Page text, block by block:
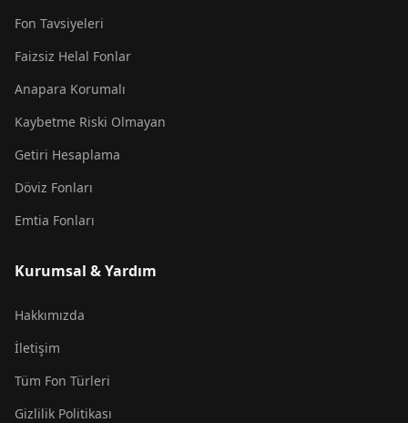
Fon Tavsiyeleri
Faizsiz Helal Fonlar
Anapara Korumalı
Kaybetme Riski Olmayan
Getiri Hesaplama
Döviz Fonları
Emtia Fonları
Kurumsal & Yardım
Hakkımızda
İletişim
Tüm Fon Türleri
Gizlilik Politikası